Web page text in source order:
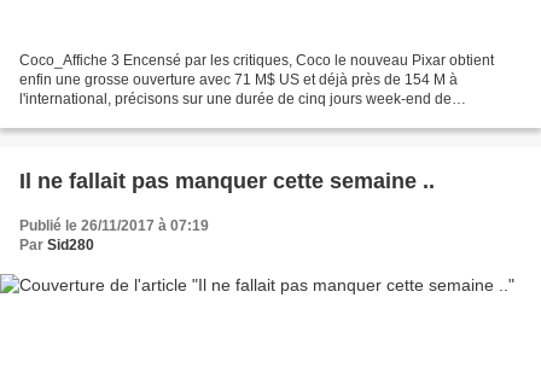
Coco_Affiche 3 Encensé par les critiques, Coco le nouveau Pixar obtient
enfin une grosse ouverture avec 71 M$ US et déjà près de 154 M à
l'international, précisons sur une durée de cinq jours week-end de
Il ne fallait pas manquer cette semaine ..
Publié le 26/11/2017 à 07:19
Par Sid280